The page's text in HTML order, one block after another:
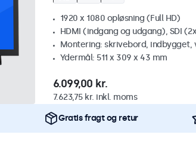
1920 x 1080 opløsning (Full HD)
HDMI (indgang og udgang), SDI
Montering: skrivebord,
Ydermål: 511 x 309 x 43 mm
6.099,00 kr.
7.623,75 kr. inkl. moms
Gratis fragt og retur